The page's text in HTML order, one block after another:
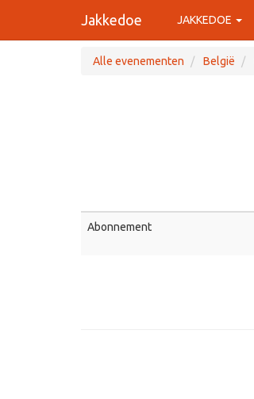
Jakkedoe JAKKEDOE
Alle evenementen België
Abonnement